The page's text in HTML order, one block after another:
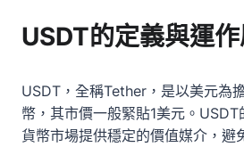
USDT的定義與運
USDT，全稱Tether，是以美元為
幣，其市價一般緊貼1美元。
貨幣市場提供穩定的價值媒介，避